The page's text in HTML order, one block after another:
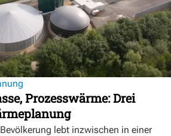
Prozesswärme: Drei
lebt inzwischen in einer